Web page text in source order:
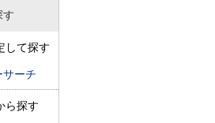
す
して探す
サーチ
ら探す